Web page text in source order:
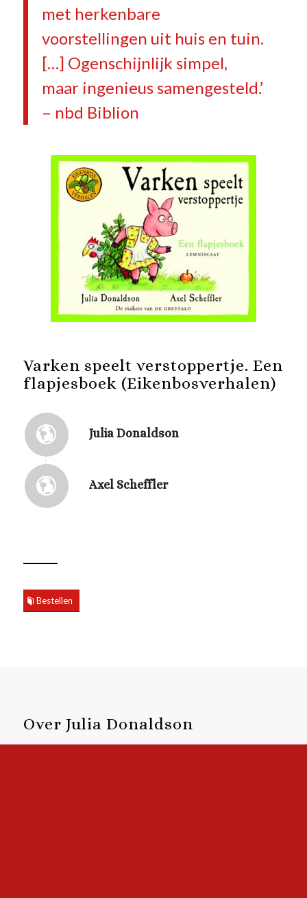
met herkenbare
voorstellingen uit huis en tuin.
[…] Ogenschijnlijk simpel,
maar ingenieus samengesteld.’
– nbd Biblion
Varken speelt verstoppertje. Een
flapjesboek (Eikenbosverhalen)
Julia Donaldson
Axel Scheffler
Bestellen
Over Julia Donaldson